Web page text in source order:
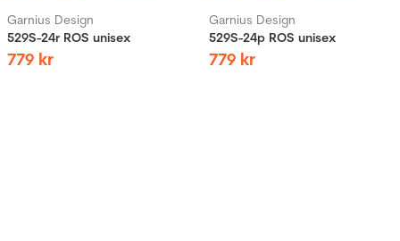
Garnius Design
529S-24r ROS unisex
779 kr
Garnius Design
529S-24p ROS unisex
779 kr